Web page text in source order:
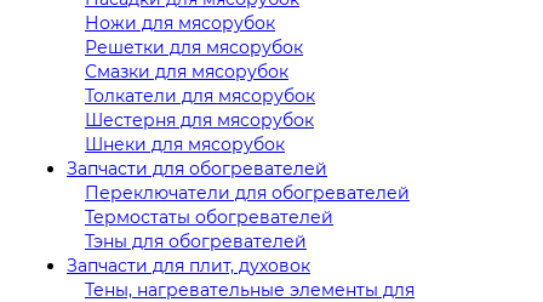
Ножи для мясорубок
Решетки для мясорубок
Смазки для мясорубок
Толкатели для мясорубок
Шестерня для мясорубок
Шнеки для мясорубок
Запчасти для обогревателей
Переключатели для обогревателей
Термостаты обогревателей
Тэны для обогревателей
Запчасти для плит, духовок
Тены, нагревательные элементы для